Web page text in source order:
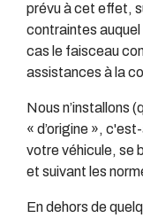
prévu à cet effet,
contraintes
cas le faisceau
assistances à la
Nous n’installons
« d’origine »,
votre véhicule, se
et suivant les
En dehors de